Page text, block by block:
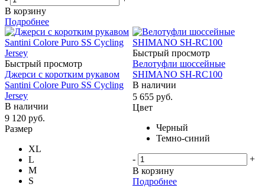
В корзину
Подробнее
Быстрый просмотр
Джерси с коротким рукавом
Santini Colore Puro SS Cycling
Jersey
В наличии
9 120 руб.
Размер
XL
L
M
S
Быстрый просмотр
Велотуфли шоссейные
SHIMANO SH-RC100
В наличии
5 655 руб.
Цвет
Черный
Темно-синий
-
+
В корзину
Подробнее